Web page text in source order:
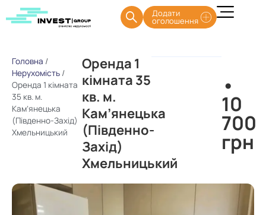
Додати
оголошення
Головна /
Нерухомість /
Оренда 1 кімната
35 кв. м.
Кам’янецька
(Південно-Захід)
Хмельницький
Оренда 1
кімната 35
кв. м.
Кам’янецька
(Південно-
Захід)
Хмельницький
•
10
700
грн